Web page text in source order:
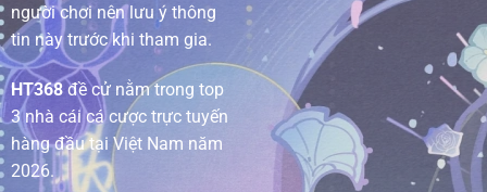
người chơi nên lưu ý thông
tin này trước khi tham gia.
HT368đề cử nằm trong top
3 nhà cái cá cược trực tuyến
hàng đầu tại Việt Nam năm
2026.